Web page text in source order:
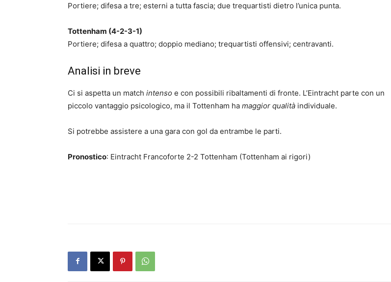
Portiere; difesa a tre; esterni a tutta fascia; due trequartisti dietro l’unica punta.
Tottenham (4-2-3-1)
Portiere; difesa a quattro; doppio mediano; trequartisti offensivi; centravanti.
Analisi in breve
Ci si aspetta un match intenso e con possibili ribaltamenti di fronte. L’Eintracht parte con un
piccolo vantaggio psicologico, ma il Tottenham ha maggior qualità individuale.
Si potrebbe assistere a una gara con gol da entrambe le parti.
Pronostico: Eintracht Francoforte 2-2 Tottenham (Tottenham ai rigori)